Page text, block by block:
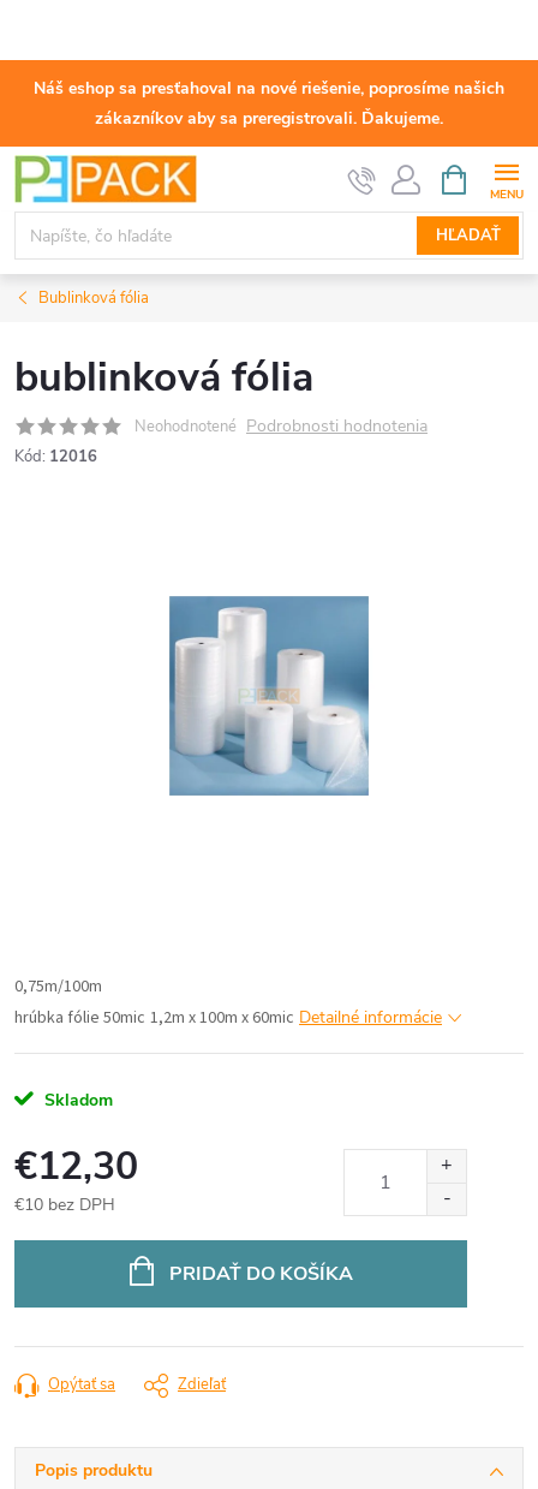
Náš eshop sa presťahoval na nové riešenie, poprosíme našich
zákazníkov aby sa preregistrovali. Ďakujeme.
Prejsť
obsah
HĽADAŤ
KOŠÍK
Bublinková fólia
bublinková fólia
Neohodnotené Podrobnosti hodnotenia
Kód: 12016
0,75m/100m
hrúbka fólie 50mic 1,2m x 100m x 60mic Detailné informácie
Skladom
€12,30
€10 bez DPH
PRIDAŤ DO KOŠÍKA
Opýtať sa Zdieľať
Popis produktu